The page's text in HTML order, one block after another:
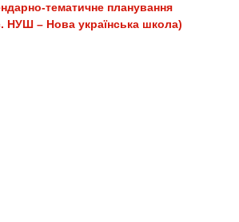
тематичне планування
НУШ – Нова українська школа)